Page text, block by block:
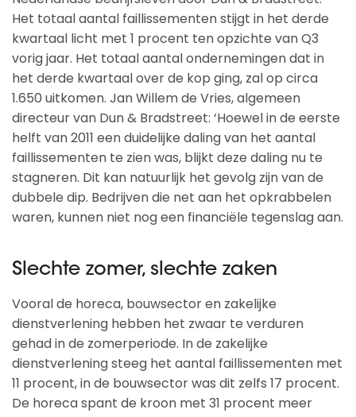
Het totaal aantal faillissementen stijgt in het derde
kwartaal licht met 1 procent ten opzichte van Q3
vorig jaar. Het totaal aantal ondernemingen dat in
het derde kwartaal over de kop ging, zal op circa
1.650 uitkomen. Jan Willem de Vries, algemeen
directeur van Dun & Bradstreet: ‘Hoewel in de eerste
helft van 2011 een duidelijke daling van het aantal
faillissementen te zien was, blijkt deze daling nu te
stagneren. Dit kan natuurlijk het gevolg zijn van de
dubbele dip. Bedrijven die net aan het opkrabbelen
waren, kunnen niet nog een financiële tegenslag aan.
Slechte zomer, slechte zaken
Vooral de horeca, bouwsector en zakelijke
dienstverlening hebben het zwaar te verduren
gehad in de zomerperiode. In de zakelijke
dienstverlening steeg het aantal faillissementen met
11 procent, in de bouwsector was dit zelfs 17 procent.
De horeca spant de kroon met 31 procent meer